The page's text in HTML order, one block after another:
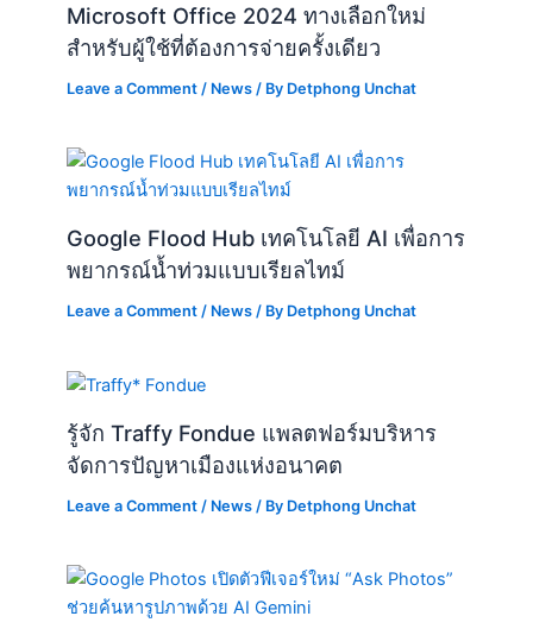
Microsoft Office 2024 ทางเลือกใหม่
สำหรับผู้ใช้ที่ต้องการจ่ายครั้งเดียว
Leave a Comment / News / By Detphong Unchat
Google Flood Hub เทคโนโลยี AI เพื่อการ
พยากรณ์น้ำท่วมแบบเรียลไทม์
Leave a Comment / News / By Detphong Unchat
รู้จัก Traffy Fondue แพลตฟอร์มบริหาร
จัดการปัญหาเมืองแห่งอนาคต
Leave a Comment / News / By Detphong Unchat